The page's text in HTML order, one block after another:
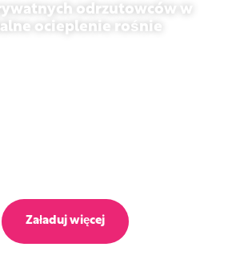
odrzutowców w
ocieplenie rośnie
Załaduj więcej